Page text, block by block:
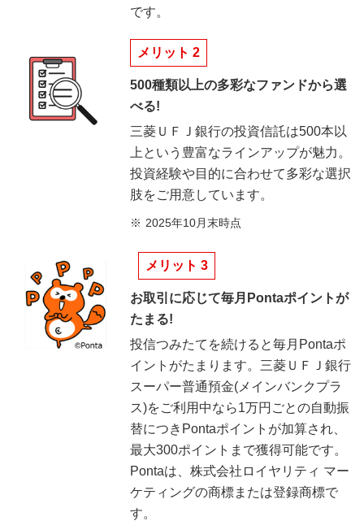
です。
メリット 2
500種類以上の多彩なファンドから選
べる!
三菱ＵＦＪ銀行の投資信託は500本以
上という豊富なラインアップが魅力。
投資経験や目的に合わせて多彩な選択
肢をご用意しています。
2025年10月末時点
メリット 3
お取引に応じて毎月Pontaポイントが
たまる!
投信つみたてを続けると毎月Pontaポ
イントがたまります。三菱ＵＦＪ銀行
スーパー普通預金(メインバンクプラ
ス)をご利用中なら1万円ごとの自動振
替につきPontaポイントが加算され、
最大300ポイントまで獲得可能です。
Pontaは、株式会社ロイヤリティ マー
ケティングの商標または登録商標で
す。